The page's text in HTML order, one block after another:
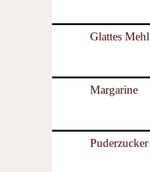
Glattes Mehl
Margarine
Puderzucker